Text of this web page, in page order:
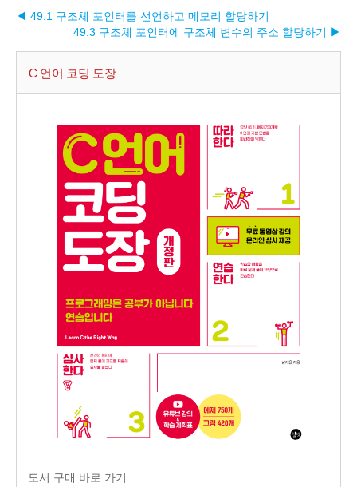
◀ 49.1 구조체 포인터를 선언하고 메모리 할당하기
49.3 구조체 포인터에 구조체 변수의 주소 할당하기 ▶︎
C 언어 코딩 도장
도서 구매 바로 가기